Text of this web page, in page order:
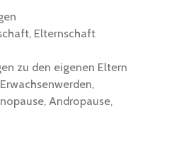
Elternschaft
zu den eigenen Eltern
Andropause,